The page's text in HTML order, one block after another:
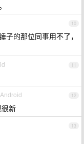
10
子的那位同事用不了，
11
12
新
13